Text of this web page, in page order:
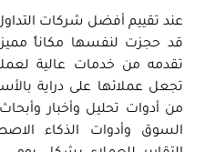
عند تقييم أفضل شركات
قد حجزت لنفسها مكاناً
تجعل عملائها على دراية
من أدوات تحليل وأخبار
السوق وأدوات الذكاء